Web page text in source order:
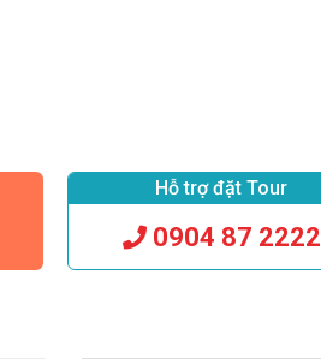
Hỗ trợ đặt Tour
0904 87 2222